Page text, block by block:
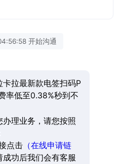
开始沟通
拉最新款电签扫码P
率低至0.38%秒到不
理业务，请您按照
点击（在线申请链
功后我们会有客服